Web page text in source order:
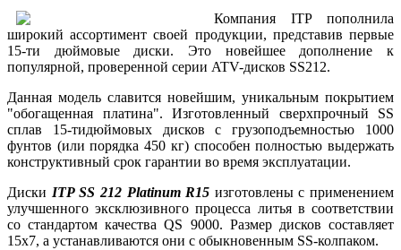
Компания ITP пополнила
широкий ассортимент своей продукции, представив первые
15-ти дюймовые диски. Это новейшее дополнение к
популярной, проверенной серии ATV-дисков SS212.
Данная модель славится новейшим, уникальным покрытием
"обогащенная платина". Изготовленный сверхпрочный SS
сплав 15-тидюймовых дисков с грузоподъемностью 1000
фунтов (или порядка 450 кг) способен полностью выдержать
конструктивный срок гарантии во время эксплуатации.
Диски ITP SS 212 Platinum R15 изготовлены с применением
улучшенного эксклюзивного процесса литья в соответствии
со стандартом качества QS 9000. Размер дисков составляет
15x7, а устанавливаются они с обыкновенным SS-колпаком.